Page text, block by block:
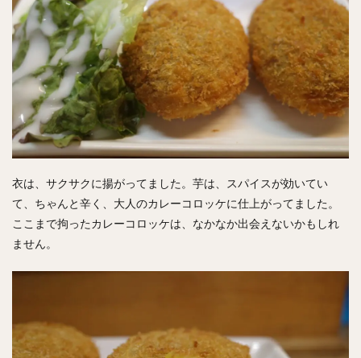
衣は、サクサクに揚がってました。芋は、スパイスが効いてい
て、ちゃんと辛く、大人のカレーコロッケに仕上がってました。
ここまで拘ったカレーコロッケは、なかなか出会えないかもしれ
ません。